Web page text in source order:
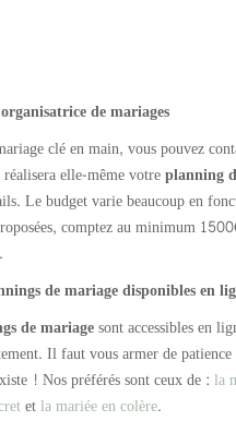
de mariages
clé en main, vous pouvez
elle-même votreplanning
Le budget varie beaucoup en
comptez au minimum
de mariage disponibles en
de mariagesont accessibles en
Il faut vous armer de
! Nos préférés sont ceux de : la
etla mariée en colère.